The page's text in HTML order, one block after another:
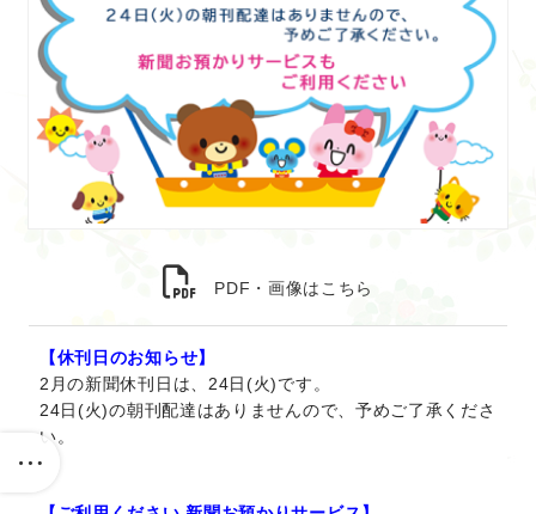
PDF・画像はこちら
【休刊日のお知らせ】
2月の新聞休刊日は、24日(火)です。
24日(火)の朝刊配達はありませんので、予めご了承くださ
い。